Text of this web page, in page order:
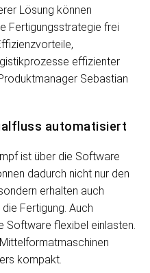
Lösung können
Fertigungsstrategie frei
effizienter
Sebastian
automatisiert
ist über die Software
dadurch nicht nur den
erhalten auch
Fertigung. Auch
Software flexibel einlasten.
kompakt.